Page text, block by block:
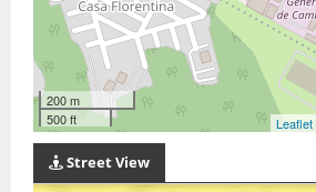
200 m
500 ft
Leaflet
Street View